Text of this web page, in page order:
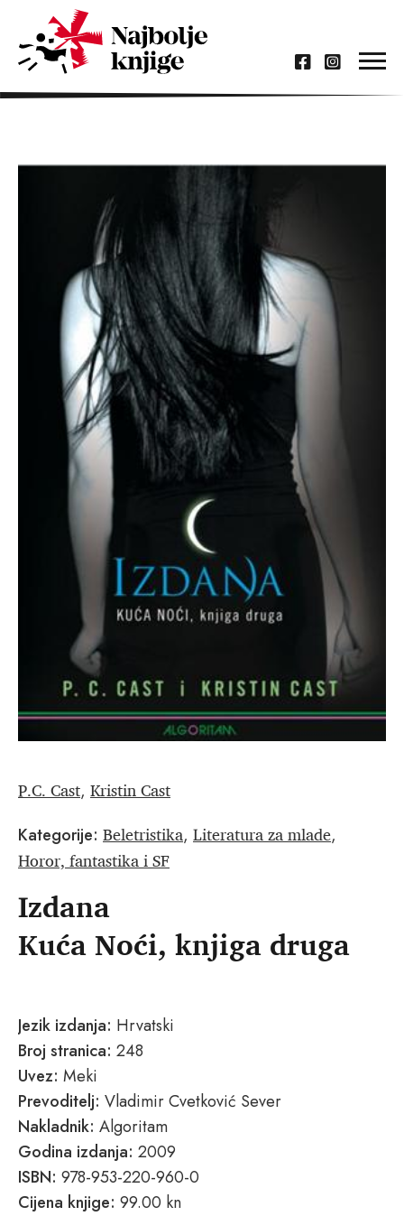
P.C. Cast, Kristin Cast
Kategorije: Beletristika, Literatura za mlade,
Horor, fantastika i SF
Izdana
Kuća Noći, knjiga druga
Jezik izdanja: Hrvatski
Broj stranica: 248
Uvez: Meki
Prevoditelj: Vladimir Cvetković Sever
Nakladnik: Algoritam
Godina izdanja: 2009
ISBN: 978-953-220-960-0
Cijena knjige: 99.00 kn